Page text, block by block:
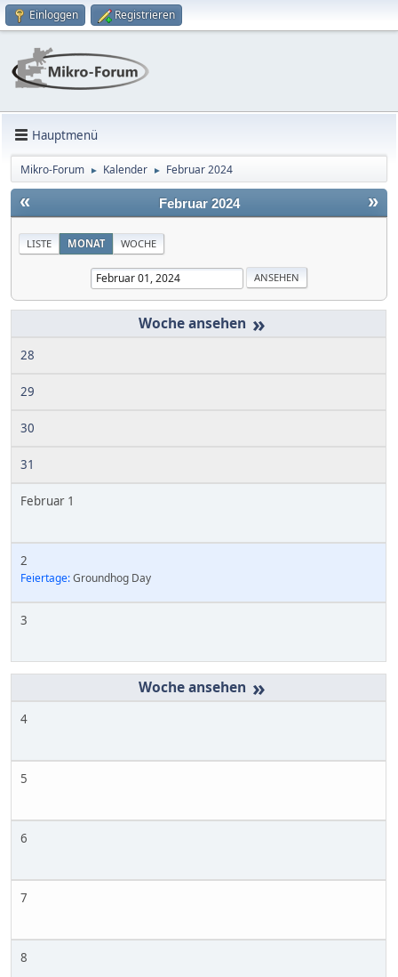
Einloggen Registrieren
Hauptmenü
Mikro-Forum ► Kalender ► Februar 2024
« »
Februar 2024
LISTE MONAT WOCHE
»
28
29
30
31
Februar 1
2
Feiertage:Groundhog Day
3
»
4
5
6
7
8